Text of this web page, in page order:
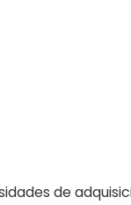
de